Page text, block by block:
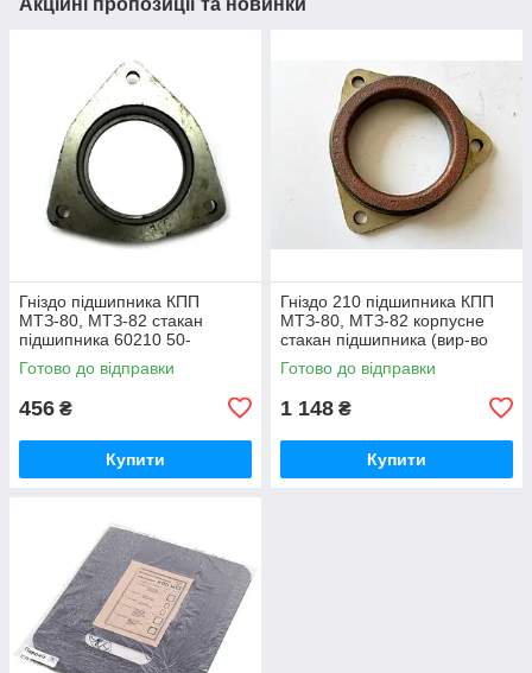
Акційні пропозиції та новинки
Гніздо підшипника КПП
МТЗ-80, МТЗ-82 стакан
підшипника 60210 50-
1701184 / 50-1701184-А
Готово до відправки
456 ₴
Купити
Гніздо 210 підшипника КПП
МТЗ-80, МТЗ-82 корпусне
стакан підшипника (вир-во
Білорусь) 50-1701184 / 50-
1701184-А
Готово до відправки
1 148 ₴
Купити